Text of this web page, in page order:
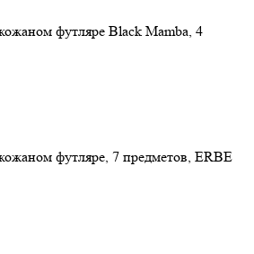
футляре Black Mamba, 4
футляре, 7 предметов, ERBE